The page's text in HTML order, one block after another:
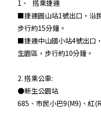
1、 搭乘捷運
■捷運圓山站1號出口，沿
步行約15分鐘。
■捷運中山國小站4號出口
生園區，步行約10分鐘。
2. 搭乘公車:
●新生公園站
685、市民小巴9(M9)、紅